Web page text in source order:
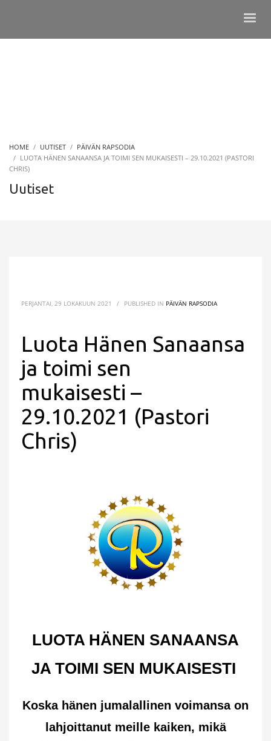
HOME UUTISET
PÄIVÄN RAPSODIA
LUOTA HÄNEN SANAANSA JA TOIMI SEN MUKAISESTI – 29.10.2021 (PASTORI
CHRIS)
Uutiset
PERJANTAI, 29 LOKAKUUN 2021 / PUBLISHED IN PÄIVÄN RAPSODIA
Luota Hänen Sanaansa
ja toimi sen
mukaisesti –
29.10.2021 (Pastori
Chris)
LUOTA HÄNEN SANAANSA
JA TOIMI SEN MUKAISESTI
Koska hänen jumalallinen voimansa on
lahjoittanut meille kaiken, mikä